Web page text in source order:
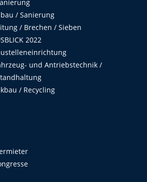
/ Sanierung
/ Brechen / Sieben
2022
und Antriebstechnik /
/ Recycling